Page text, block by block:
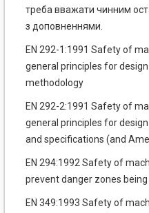
треба вважати чинним
з доповненнями.
EN 292-1:1991 Safety of
general principles for
methodology
EN 292-2:1991 Safety of
general principles for
and specifications (and
EN 294:1992 Safety of
prevent danger zones
EN 349:1993 Safety of